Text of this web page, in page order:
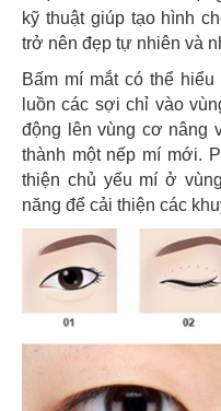
kỹ thuật giúp tạo hình
trở nên đẹp tự nhiên và
Bấm mí mắt có thể
luồn các sợi chỉ vào
động lên vùng cơ nâng
thành một nếp mí mới.
thiện chủ yếu mí ở
năng để cải thiện các